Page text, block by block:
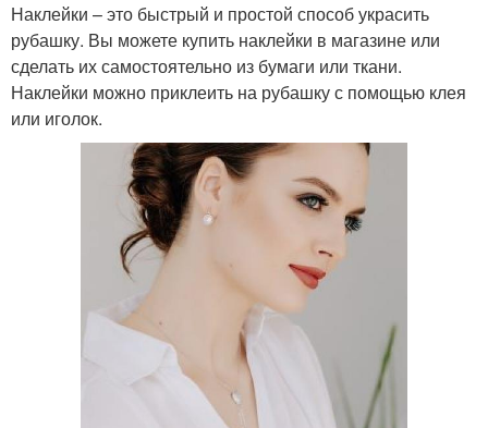
Наклейки – это быстрый и простой способ украсить
рубашку. Вы можете купить наклейки в магазине или
сделать их самостоятельно из бумаги или ткани.
Наклейки можно приклеить на рубашку с помощью клея
или иголок.